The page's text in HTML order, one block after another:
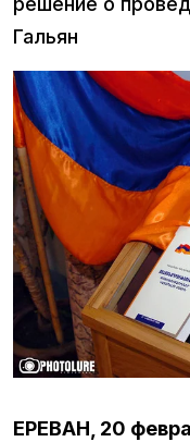
Гальян
ЕРЕВАН, 20